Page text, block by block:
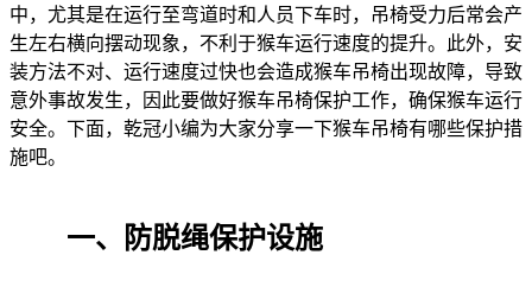
中，尤其是在运行至弯道时和人员下车时，吊椅受力后常会产
生左右横向摆动现象，不利于猴车运行速度的提升。此外，安
装方法不对、运行速度过快也会造成猴车吊椅出现故障，导致
意外事故发生，因此要做好猴车吊椅保护工作，确保猴车运行
安全。下面，乾冠小编为大家分享一下猴车吊椅有哪些保护措
施吧。
一、防脱绳保护设施